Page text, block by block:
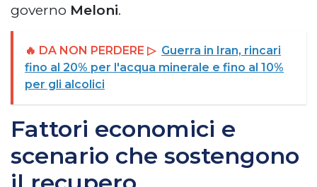
governo Meloni.
🔥 DA NON PERDERE ▷ Guerra in Iran, rincari
fino al 20% per l'acqua minerale e fino al 10%
per gli alcolici
Fattori economici e
scenario che sostengono